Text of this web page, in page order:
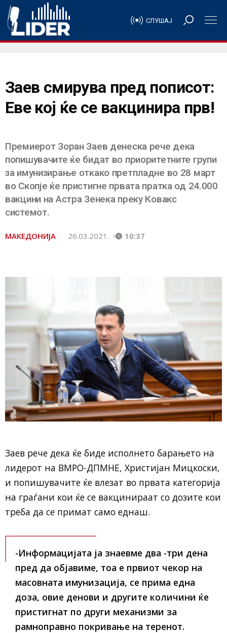
СЛУШАЈ
Заев смирува пред пописот:
Еве кој ќе се вакцинира прв!
Премиерот Зоран Заев денеска рече дека
попишувачите ќе бидат во приоритетните групи
за имунизирање откако претпладне во 28 март
во Скопје ќе пристигне првата пратка од 24.000
вакцини на Астра Зенека преку Ковакс
системот.
МАКЕДОНИЈА 26.03.2021. 10:37
Заев рече дека ќе биде исполнето барањето на
лидерот на ВМРО-ДПМНЕ, Христијан Мицкоски,
и попишувачите ќе влезат во првата категорија
на граѓани кои ќе се вакцинираат со дозите кои
треба да се примат само еднаш.
-Информацијата ја знаевме два -три дена
пред да објавиме, тоа е првиот чекор на
масовната имунизација, се прима една
доза, овие денови и другите количини ќе
пристигнат по други механизми за
рамноправно покривање на теренот.